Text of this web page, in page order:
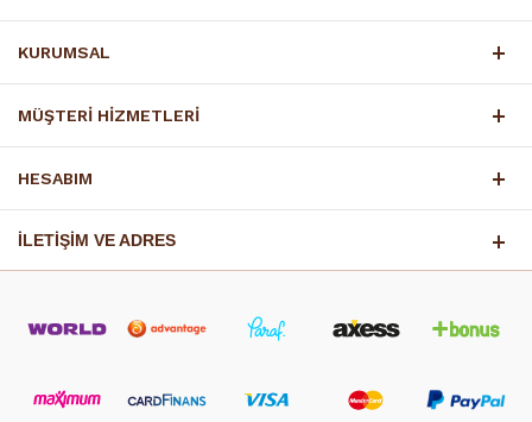
KURUMSAL
MÜŞTERİ HİZMETLERİ
HESABIM
İLETİŞİM VE ADRES